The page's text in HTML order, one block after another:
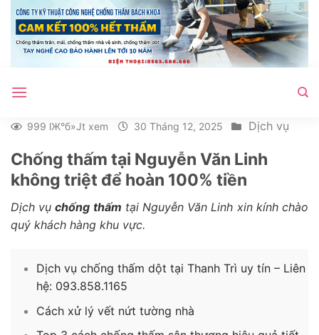
qua
nội
999 lЖ°б»Јt xem 30 Tháng 12, 2025 Dịch vụ
Chống thấm tại Nguyễn Văn Linh
không triệt để hoàn 100% tiền
Dịch vụchống thấm tại Nguyễn Văn Linh xin kính chào
quý khách hàng khu vực.
Dịch vụ chống thấm dột tại Thanh Trì uy tín – Liên
hệ: 093.858.1165
Cách xử lý vết nứt tường nhà